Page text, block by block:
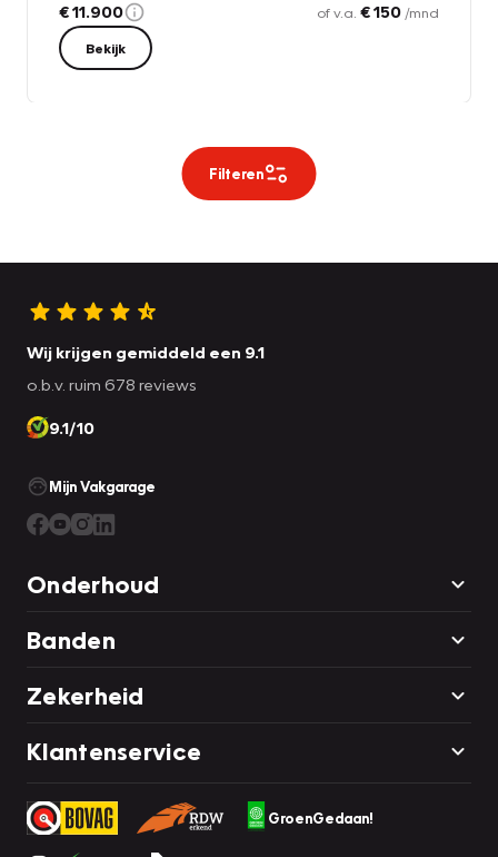
€ 11.900 of v.a. € 150 /mnd
Bekijk
Filteren
Wij krijgen gemiddeld een 9.1
o.b.v. ruim 678 reviews
9.1/10
Mijn Vakgarage
Onderhoud
Banden
Zekerheid
Klantenservice
GroenGedaan!